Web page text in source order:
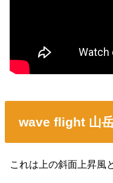
wave flight 山
これは上の斜面上昇風